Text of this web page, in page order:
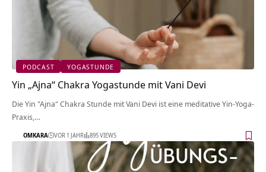
PODCAST YOGASTUNDE
Yin „Ajna“ Chakra Yogastunde mit Vani Devi
Die Yin "Ajna" Chakra Stunde mit Vani Devi ist eine meditative Yin-Yoga-
Praxis,…
OMKARA VOR 1 JAHR 895 VIEWS